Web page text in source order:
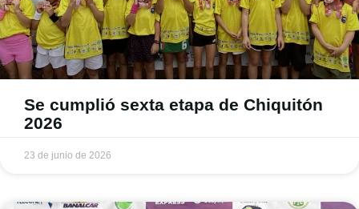
Se cumplió sexta etapa de Chiquitón
2026
23 de junio de 2026